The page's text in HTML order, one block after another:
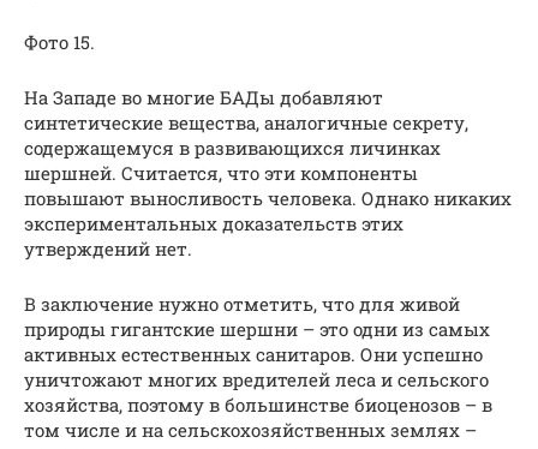
Фото 15.
На Западе во многие БАДы добавляют
синтетические вещества, аналогичные секрету,
содержащемуся в развивающихся личинках
шершней. Считается, что эти компоненты
повышают выносливость человека. Однако никаких
экспериментальных доказательств этих
утверждений нет.
В заключение нужно отметить, что для живой
природы гигантские шершни – это одни из самых
активных естественных санитаров. Они успешно
уничтожают многих вредителей леса и сельского
хозяйства, поэтому в большинстве биоценозов – в
том числе и на сельскохозяйственных землях –